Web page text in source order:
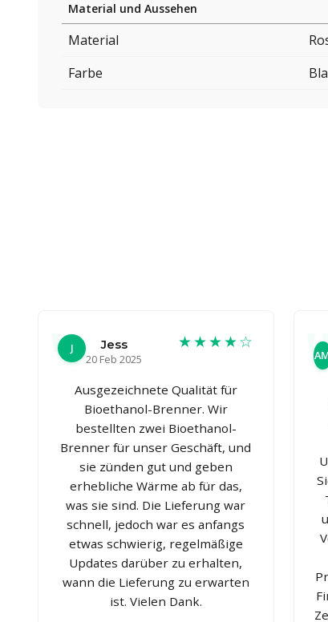
Material und Aussehen
Material
Farbe
J
Jess
20 Feb 2025
★★★★☆
Ausgezeichnete Qualität für
Bioethanol-Brenner. Wir
bestellten zwei Bioethanol-
Brenner für unser Geschäft, und
sie zünden gut und geben
erhebliche Wärme ab für das,
was sie sind. Die Lieferung war
schnell, jedoch war es anfangs
etwas schwierig, regelmäßige
Updates darüber zu erhalten,
wann die Lieferung zu erwarten
ist. Vielen Dank.